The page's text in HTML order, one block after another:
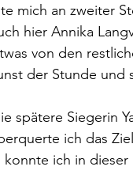
mich an zweiter
hier Annika
von den
der Stunde und
spätere Siegerin
ich das
ich in dieser